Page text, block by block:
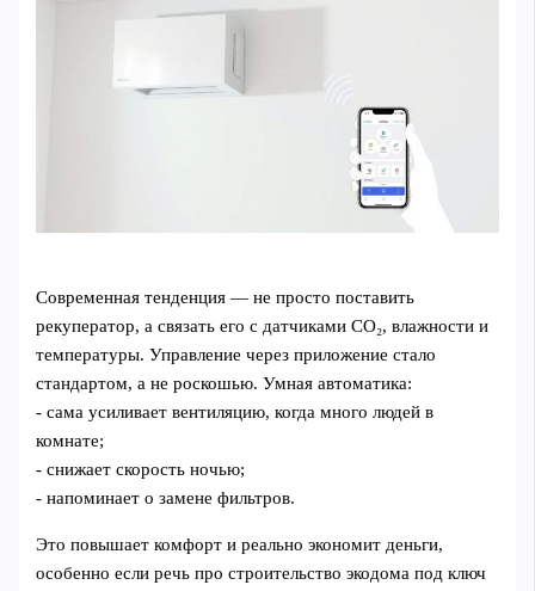
Современная тенденция — не просто поставить
рекуператор, а связать его с датчиками CO₂, влажности и
температуры. Управление через приложение стало
стандартом, а не роскошью. Умная автоматика:
- сама усиливает вентиляцию, когда много людей в
комнате;
- снижает скорость ночью;
- напоминает о замене фильтров.
Это повышает комфорт и реально экономит деньги,
особенно если речь про строительство экодома под ключ